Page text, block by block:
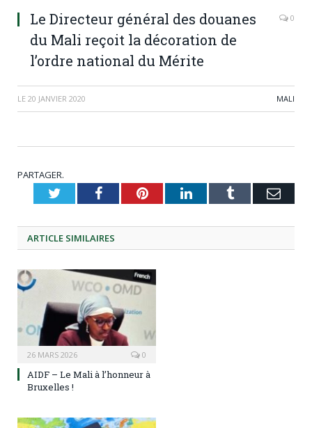
Le Directeur général des douanes
du Mali reçoit la décoration de
l’ordre national du Mérite
0
LE 20 JANVIER 2020 MALI
PARTAGER.
TwitterFacebookPinterestLinkedInTumblr
ARTICLE SIMILAIRES
26 MARS 2026 0
AIDF – Le Mali à l’honneur à
Bruxelles !